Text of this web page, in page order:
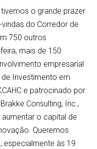
o grande prazer
do Corredor de
750 outros
mais de 150
empresarial
Investimento em
e patrocinado por
Consulting, Inc.,
o capital de
Queremos
especialmente às 19